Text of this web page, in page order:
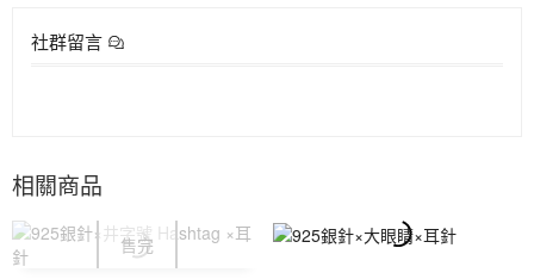
社群留言
相關商品